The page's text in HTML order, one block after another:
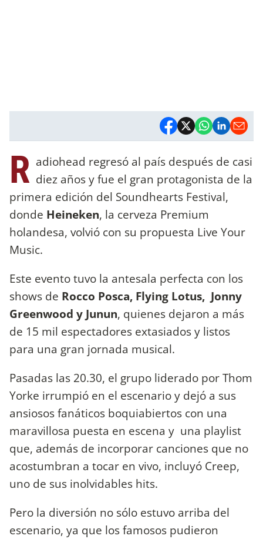
R adiohead regresó al país después de casi
diez años y fue el gran protagonista de la
primera edición del Soundhearts Festival,
donde Heineken, la cerveza Premium
holandesa, volvió con su propuesta Live Your
Music.
Este evento tuvo la antesala perfecta con los
shows de Rocco Posca, Flying Lotus, Jonny
Greenwood y Junun, quienes dejaron a más
de 15 mil espectadores extasiados y listos
para una gran jornada musical.
Pasadas las 20.30, el grupo liderado por Thom
Yorke irrumpió en el escenario y dejó a sus
ansiosos fanáticos boquiabiertos con una
maravillosa puesta en escena y una playlist
que, además de incorporar canciones que no
acostumbran a tocar en vivo, incluyó Creep,
uno de sus inolvidables hits.
Pero la diversión no sólo estuvo arriba del
escenario, ya que los famosos pudieron